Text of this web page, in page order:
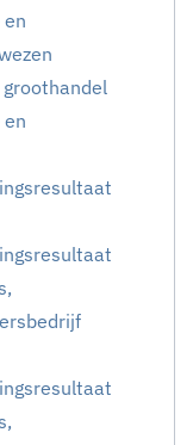
groothandel